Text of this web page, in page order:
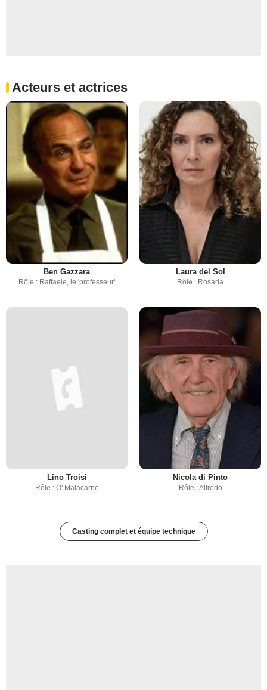
Acteurs et actrices
Ben Gazzara
Rôle : Raffaele, le 'professeur'
Laura del Sol
Rôle : Rosaria
Lino Troisi
Rôle : O' Malacarne
Nicola di Pinto
Rôle : Alfredo
Casting complet et équipe technique